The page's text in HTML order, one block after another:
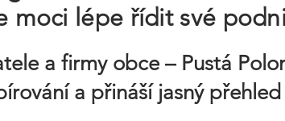
moci lépe řídit své
a firmy obce – Pustá
a přináší jasný